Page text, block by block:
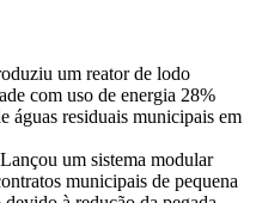
um reator de lodo
com uso de energia 28%
águas residuais municipais em
um sistema modular
municipais de pequena